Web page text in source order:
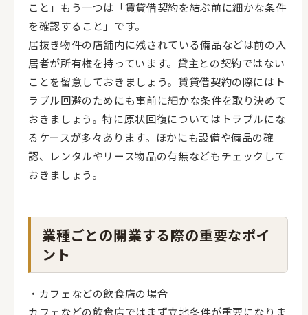
こと」もう一つは「賃貸借契約を結ぶ前に細かな条件
を確認すること」です。
居抜き物件の店舗内に残されている備品などは前の入
居者が所有権を持っています。貸主との契約ではない
ことを留意しておきましょう。賃貸借契約の際にはト
ラブル回避のためにも事前に細かな条件を取り決めて
おきましょう。特に原状回復についてはトラブルにな
るケースが多々あります。ほかにも設備や備品の確
認、レンタルやリース物品の有無などもチェックして
おきましょう。
業種ごとの開業する際の重要なポイ
ント
・カフェなどの飲食店の場合
カフェなどの飲食店ではまず立地条件が重要になりま